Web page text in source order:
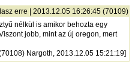
erre | 2013.12.05 16:26:45 (70109)
nélkül is amikor behozta egy
jobb, mint az új oregon, mert
Nargoth, 2013.12.05 15:21:19]